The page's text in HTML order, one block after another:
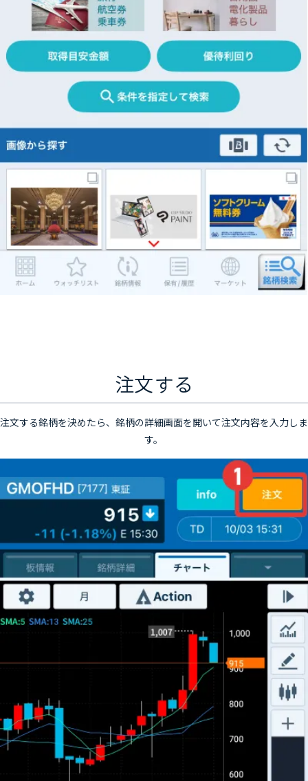
注文する
注文する銘柄を決めたら、銘柄の詳細画面を開いて注文内容を入力しま
す。